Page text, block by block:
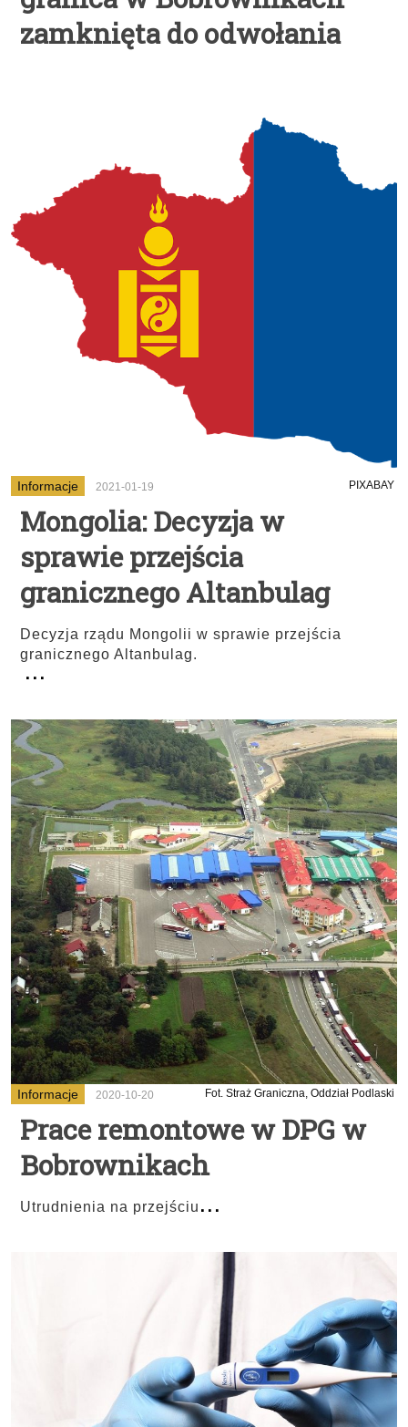
zamknięta do odwołania
Informacje 2021-01-19 PIXABAY
Mongolia: Decyzja w
sprawie przejścia
granicznego Altanbulag
Decyzja rządu Mongolii w sprawie przejścia
granicznego Altanbulag.
...
Informacje 2020-10-20 Fot. Straż Graniczna, Oddział Podlaski
Prace remontowe w DPG w
Bobrownikach
Utrudnienia na przejściu ...